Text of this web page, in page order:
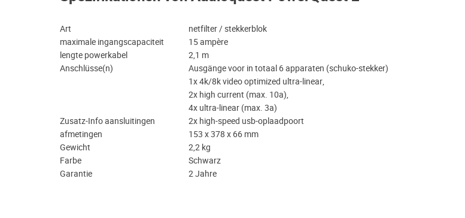
Art
netfilter / stekkerblok
maximale ingangscapaciteit
15 ampère
lengte powerkabel
2,1 m
Anschlüsse(n)
Ausgänge voor in totaal 6 apparaten (schuko-stekker)
1x 4k/8k video optimized ultra-linear,
2x high current (max. 10a),
4x ultra-linear (max. 3a)
Zusatz-Info aansluitingen
2x high-speed usb-oplaadpoort
afmetingen
153 x 378 x 66 mm
Gewicht
2,2 kg
Farbe
Schwarz
Garantie
2 Jahre